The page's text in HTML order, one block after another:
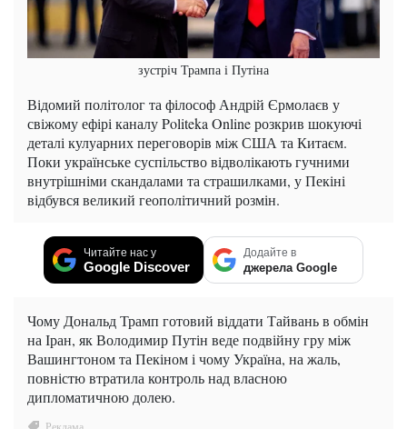
зустріч Трампа і Путіна
Відомий політолог та філософ Андрій Єрмолаєв у
свіжому ефірі каналу Politeka Online розкрив шокуючі
деталі кулуарних переговорів між США та Китаєм.
Поки українське суспільство відволікають гучними
внутрішніми скандалами та страшилками, у Пекіні
відбувся великий геополітичний розмін.
Читайте нас у
Google Discover
Додайте в
джерела Google
Чому Дональд Трамп готовий віддати Тайвань в обмін
на Іран, як Володимир Путін веде подвійну гру між
Вашингтоном та Пекіном і чому Україна, на жаль,
повністю втратила контроль над власною
дипломатичною долею.